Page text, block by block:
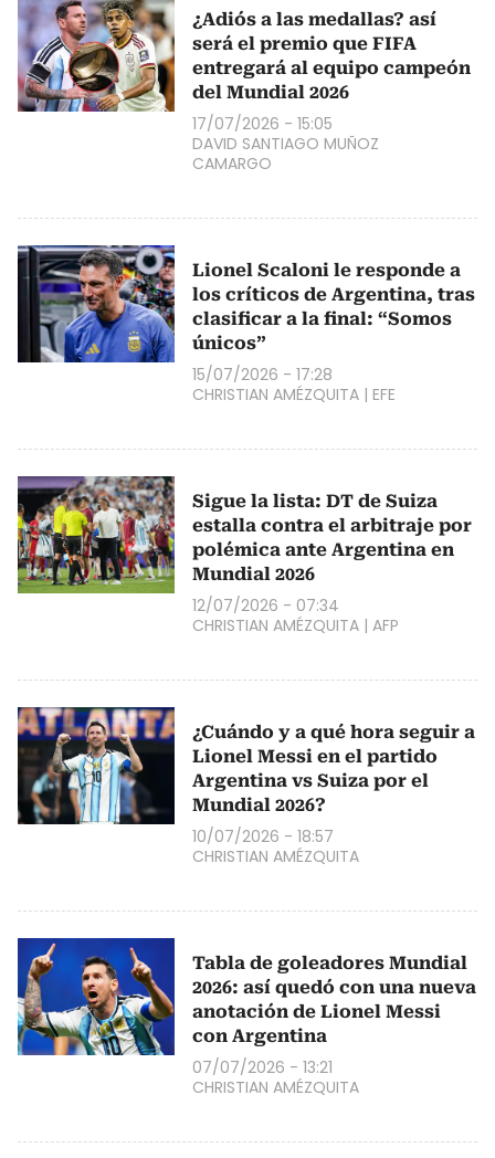
¿Adiós a las medallas? así
será el premio que FIFA
entregará al equipo campeón
del Mundial 2026
17/07/2026 - 15:05
DAVID SANTIAGO MUÑOZ
CAMARGO
Lionel Scaloni le responde a
los críticos de Argentina, tras
clasificar a la final: “Somos
únicos”
15/07/2026 - 17:28
CHRISTIAN AMÉZQUITA | EFE
Sigue la lista: DT de Suiza
estalla contra el arbitraje por
polémica ante Argentina en
Mundial 2026
12/07/2026 - 07:34
CHRISTIAN AMÉZQUITA | AFP
¿Cuándo y a qué hora seguir a
Lionel Messi en el partido
Argentina vs Suiza por el
Mundial 2026?
10/07/2026 - 18:57
CHRISTIAN AMÉZQUITA
Tabla de goleadores Mundial
2026: así quedó con una nueva
anotación de Lionel Messi
con Argentina
07/07/2026 - 13:21
CHRISTIAN AMÉZQUITA